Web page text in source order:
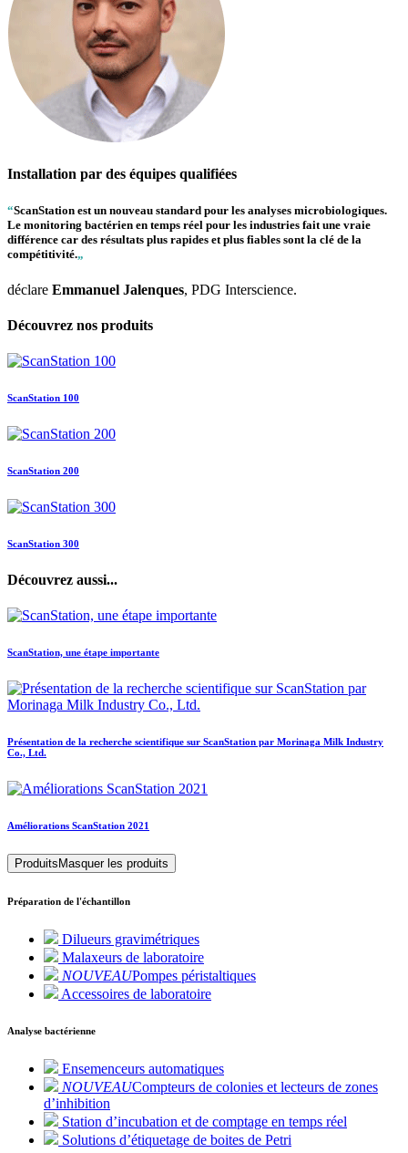
Installation par des équipes qualifiées
“ScanStation est un nouveau standard pour les analyses microbiologiques.
Le monitoring bactérien en temps réel pour les industries fait une vraie
différence car des résultats plus rapides et plus fiables sont la clé de la
compétitivité.„
déclare Emmanuel Jalenques, PDG Interscience.
Découvrez nos produits
ScanStation 100
ScanStation 200
ScanStation 300
Découvrez aussi...
ScanStation, une étape importante
Présentation de la recherche scientifique sur ScanStation par Morinaga Milk Industry
Co., Ltd.
Améliorations ScanStation 2021
Produits Masquer les produits
Préparation de l'échantillon
Dilueurs gravimétriques
Malaxeurs de laboratoire
NOUVEAUPompes péristaltiques
Accessoires de laboratoire
Analyse bactérienne
Ensemenceurs automatiques
NOUVEAUCompteurs de colonies et lecteurs de zones
d’inhibition
Station d’incubation et de comptage en temps réel
Solutions d’étiquetage de boites de Petri